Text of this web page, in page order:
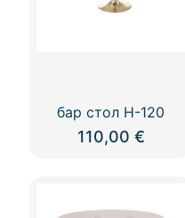
бар стол Н-120
110,00 €
multiple